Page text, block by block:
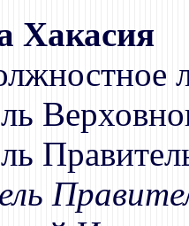
Хакасия